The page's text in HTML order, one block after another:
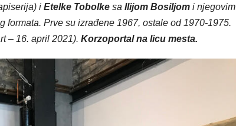
i Etelke Tobolke sa Ilijom Bosiljom i njegovim
Prve su izrađene 1967, ostale od 1970-1975.
– 16. april 2021). Korzoportal na licu mesta.